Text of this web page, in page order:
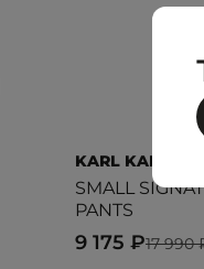
KARL KANI
SMALL
PANTS
17 990
9 175 ₽